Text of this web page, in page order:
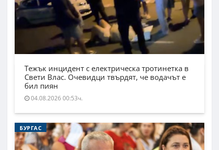
Тежък инцидент с електрическа тротинетка в
Свети Влас. Очевидци твърдят, че водачът е
бил пиян
04.08.2026 00:53ч.
БУРГАС